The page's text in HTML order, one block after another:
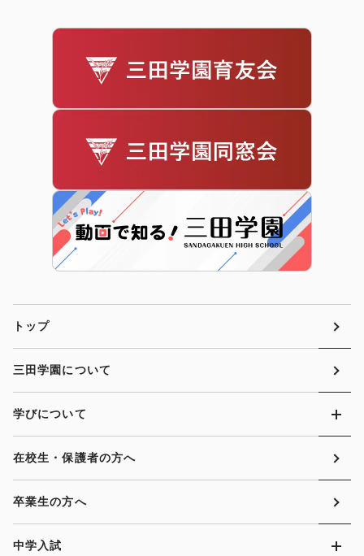
トップ
三田学園について
学びについて
在校生・保護者の方へ
卒業生の方へ
中学入試